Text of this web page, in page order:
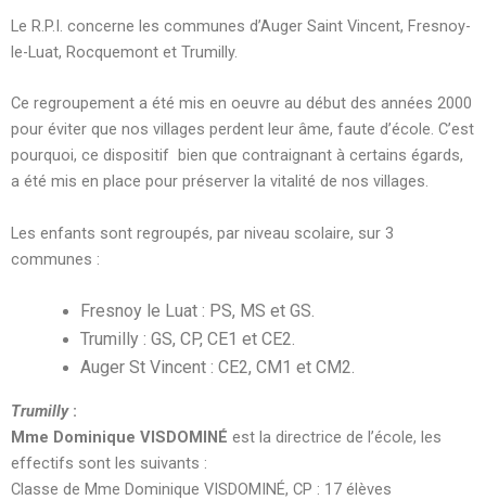
Le R.P.I. concerne les communes d’Auger Saint Vincent, Fresnoy-
le-Luat, Rocquemont et Trumilly.
Ce regroupement a été mis en oeuvre au début des années 2000
pour éviter que nos villages perdent leur âme, faute d’école. C’est
pourquoi, ce dispositif bien que contraignant à certains égards,
a été mis en place pour préserver la vitalité de nos villages.
Les enfants sont regroupés, par niveau scolaire, sur 3
communes :
Fresnoy le Luat : PS, MS et GS.
Trumilly : GS, CP, CE1 et CE2.
Auger St Vincent : CE2, CM1 et CM2.
Trumilly:
Mme Dominique VISDOMINÉ est la directrice de l’école, les
effectifs sont les suivants :
Classe de Mme Dominique VISDOMINÉ, CP : 17 élèves